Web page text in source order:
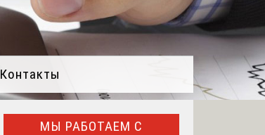
Контакты
МЫ РАБОТАЕМ С